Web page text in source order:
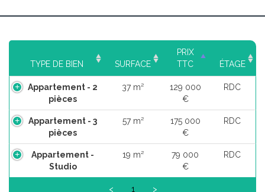
TYPE DE BIEN SURFACE
PRIX
TTC
ÉTAGE
Appartement - 2
pièces
37 m²
129 000
€
RDC
Appartement - 3
pièces
57 m²
175 000
€
RDC
Appartement -
Studio
19 m²
79 000
€
RDC
< 1 >